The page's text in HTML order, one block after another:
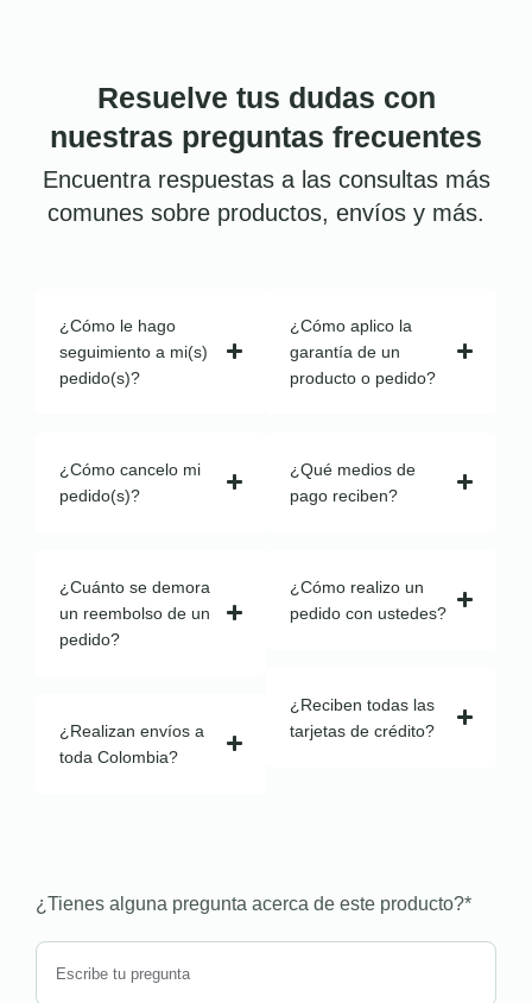
Resuelve tus dudas con
nuestras preguntas frecuentes
Encuentra respuestas a las consultas más
comunes sobre productos, envíos y más.
¿Cómo le hago
seguimiento a mi(s)
pedido(s)?
¿Cómo cancelo mi
pedido(s)?
¿Cuánto se demora
un reembolso de un
pedido?
¿Realizan envíos a
toda Colombia?
¿Cómo aplico la
garantía de un
producto o pedido?
¿Qué medios de
pago reciben?
¿Cómo realizo un
pedido con ustedes?
¿Reciben todas las
tarjetas de crédito?
¿Tienes alguna pregunta acerca de este producto?*